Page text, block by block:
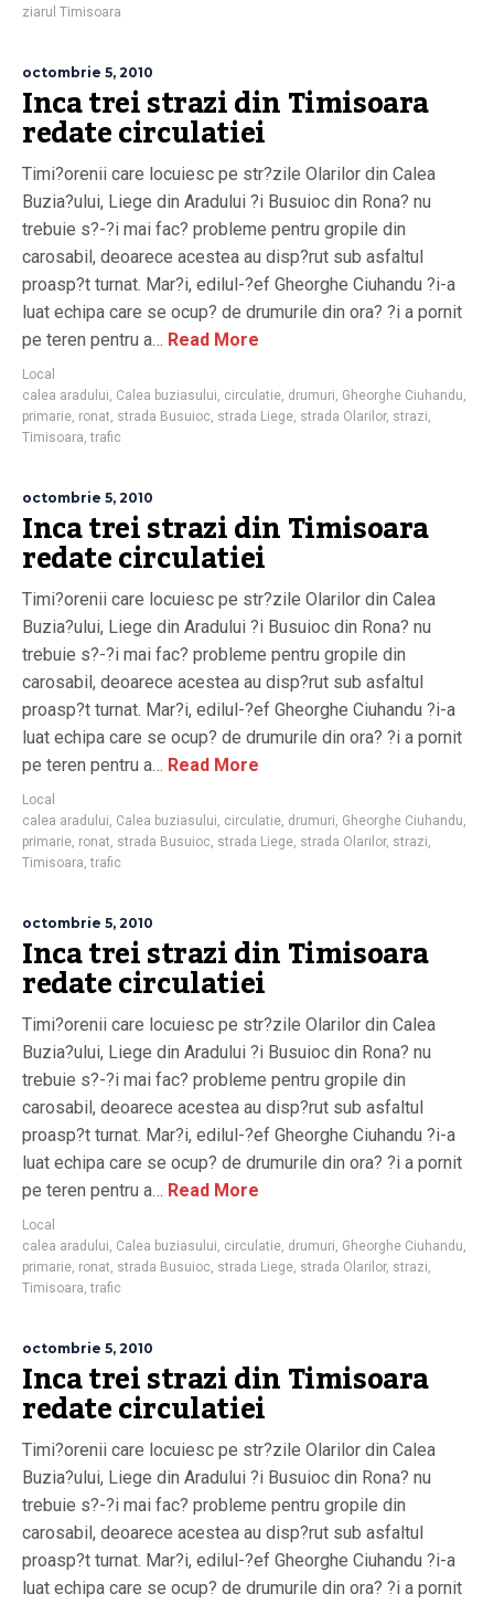
ziarul Timisoara
octombrie 5, 2010
Inca trei strazi din Timisoara
redate circulatiei
Timi?orenii care locuiesc pe str?zile Olarilor din Calea
Buzia?ului, Liege din Aradului ?i Busuioc din Rona? nu
trebuie s?-?i mai fac? probleme pentru gropile din
carosabil, deoarece acestea au disp?rut sub asfaltul
proasp?t turnat. Mar?i, edilul-?ef Gheorghe Ciuhandu ?i-a
luat echipa care se ocup? de drumurile din ora? ?i a pornit
pe teren pentru a… Read More
Local
calea aradului, Calea buziasului, circulatie, drumuri, Gheorghe Ciuhandu,
primarie, ronat, strada Busuioc, strada Liege, strada Olarilor, strazi,
Timisoara,trafic
octombrie 5, 2010
Inca trei strazi din Timisoara
redate circulatiei
Timi?orenii care locuiesc pe str?zile Olarilor din Calea
Buzia?ului, Liege din Aradului ?i Busuioc din Rona? nu
trebuie s?-?i mai fac? probleme pentru gropile din
carosabil, deoarece acestea au disp?rut sub asfaltul
proasp?t turnat. Mar?i, edilul-?ef Gheorghe Ciuhandu ?i-a
luat echipa care se ocup? de drumurile din ora? ?i a pornit
pe teren pentru a… Read More
Local
calea aradului, Calea buziasului, circulatie, drumuri, Gheorghe Ciuhandu,
primarie, ronat, strada Busuioc, strada Liege, strada Olarilor, strazi,
Timisoara,trafic
octombrie 5, 2010
Inca trei strazi din Timisoara
redate circulatiei
Timi?orenii care locuiesc pe str?zile Olarilor din Calea
Buzia?ului, Liege din Aradului ?i Busuioc din Rona? nu
trebuie s?-?i mai fac? probleme pentru gropile din
carosabil, deoarece acestea au disp?rut sub asfaltul
proasp?t turnat. Mar?i, edilul-?ef Gheorghe Ciuhandu ?i-a
luat echipa care se ocup? de drumurile din ora? ?i a pornit
pe teren pentru a… Read More
Local
calea aradului, Calea buziasului, circulatie, drumuri, Gheorghe Ciuhandu,
primarie, ronat, strada Busuioc, strada Liege, strada Olarilor, strazi,
Timisoara,trafic
octombrie 5, 2010
Inca trei strazi din Timisoara
redate circulatiei
Timi?orenii care locuiesc pe str?zile Olarilor din Calea
Buzia?ului, Liege din Aradului ?i Busuioc din Rona? nu
trebuie s?-?i mai fac? probleme pentru gropile din
carosabil, deoarece acestea au disp?rut sub asfaltul
proasp?t turnat. Mar?i, edilul-?ef Gheorghe Ciuhandu ?i-a
luat echipa care se ocup? de drumurile din ora? ?i a pornit